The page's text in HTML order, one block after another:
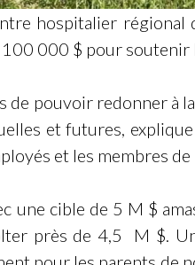
hospitalier régional
100 000 $ pour soutenir
de pouvoir redonner à
et futures,
et les membres
une cible de 5 M $
près de 4,5 M $.